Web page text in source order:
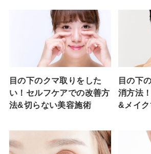
目の下のクマ取りをした
い！セルフケアでの改善方
法&切らない美容施術
目の下
消方法
&メイク